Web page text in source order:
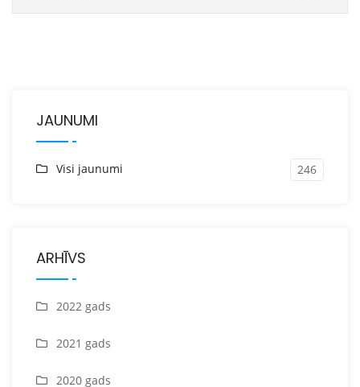
JAUNUMI
Visi jaunumi 246
ARHĪVS
2022 gads
2021 gads
2020 gads